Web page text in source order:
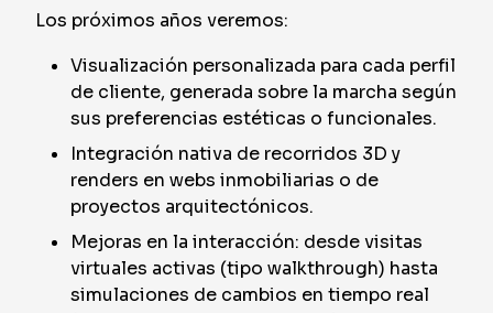
Los próximos años veremos:
Visualización personalizada para cada perfil
de cliente, generada sobre la marcha según
sus preferencias estéticas o funcionales.
Integración nativa de recorridos 3D y
renders en webs inmobiliarias o de
proyectos arquitectónicos.
Mejoras en la interacción: desde visitas
virtuales activas (tipo walkthrough) hasta
simulaciones de cambios en tiempo real